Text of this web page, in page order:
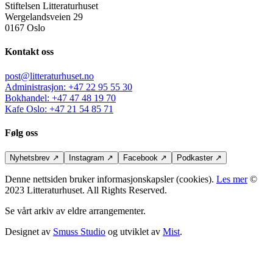
Stiftelsen Litteraturhuset
Wergelandsveien 29
0167 Oslo
Kontakt oss
post@litteraturhuset.no
Administrasjon: +47 22 95 55 30
Bokhandel: +47 47 48 19 70
Kafe Oslo: +47 21 54 85 71
Følg oss
Nyhetsbrev ↗ Instagram ↗ Facebook ↗ Podkaster↗
Denne nettsiden bruker informasjonskapsler (cookies). Les mer©
2023 Litteraturhuset. All Rights Reserved.
Se vårt arkiv av eldre arrangementer.
Designet av Smuss Studio og utviklet av Mist.